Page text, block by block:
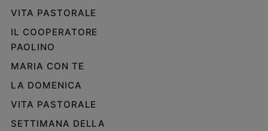
VITA PASTORALE
IL COOPERATORE
PAOLINO
MARIA CON TE
LA DOMENICA
VITA PASTORALE
SETTIMANA DELLA